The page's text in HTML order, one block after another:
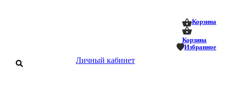
Корзина
Корзина
Избранное
Личный кабинет